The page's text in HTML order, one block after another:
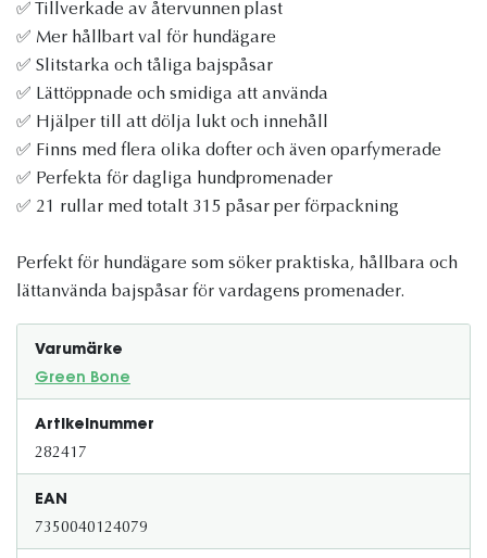
✅ Tillverkade av återvunnen plast
✅ Mer hållbart val för hundägare
✅ Slitstarka och tåliga bajspåsar
✅ Lättöppnade och smidiga att använda
✅ Hjälper till att dölja lukt och innehåll
✅ Finns med flera olika dofter och även oparfymerade
✅ Perfekta för dagliga hundpromenader
✅ 21 rullar med totalt 315 påsar per förpackning
Perfekt för hundägare som söker praktiska, hållbara och
lättanvända bajspåsar för vardagens promenader.
Varumärke
Green Bone
Artikelnummer
282417
EAN
7350040124079